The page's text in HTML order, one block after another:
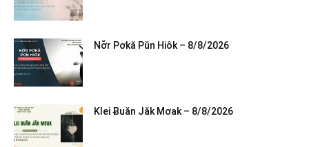
Nơ̆r Pơkă Pŭn Hiôk – 8/8/2026
Klei Ƀuăn Jăk Mơak – 8/8/2026